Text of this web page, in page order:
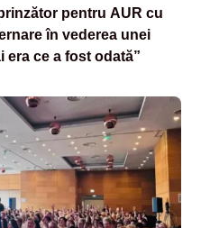
pentru AUR cu
în vederea unei
era ce a fost odată”